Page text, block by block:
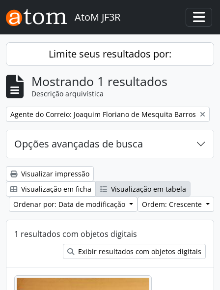
Skip to main content
AtoM JF3R
Limite seus resultados por:
Mostrando 1 resultados
Descrição arquivística
Remover filtro:
Agente do Correio: Joaquim Floriano de Mesquita Barros
Opções avançadas de busca
Visualizar impressão
Visualização em ficha
Visualização em tabela
Ordenar por: Data de modificação
Ordem: Crescente
1 resultados com objetos digitais
Exibir resultados com objetos digitais